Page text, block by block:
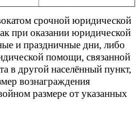
срочной юридической
при оказании юридической
и праздничные дни, либо
помощи, связанной
в другой населённый пункт,
вознаграждения
размере от указанных